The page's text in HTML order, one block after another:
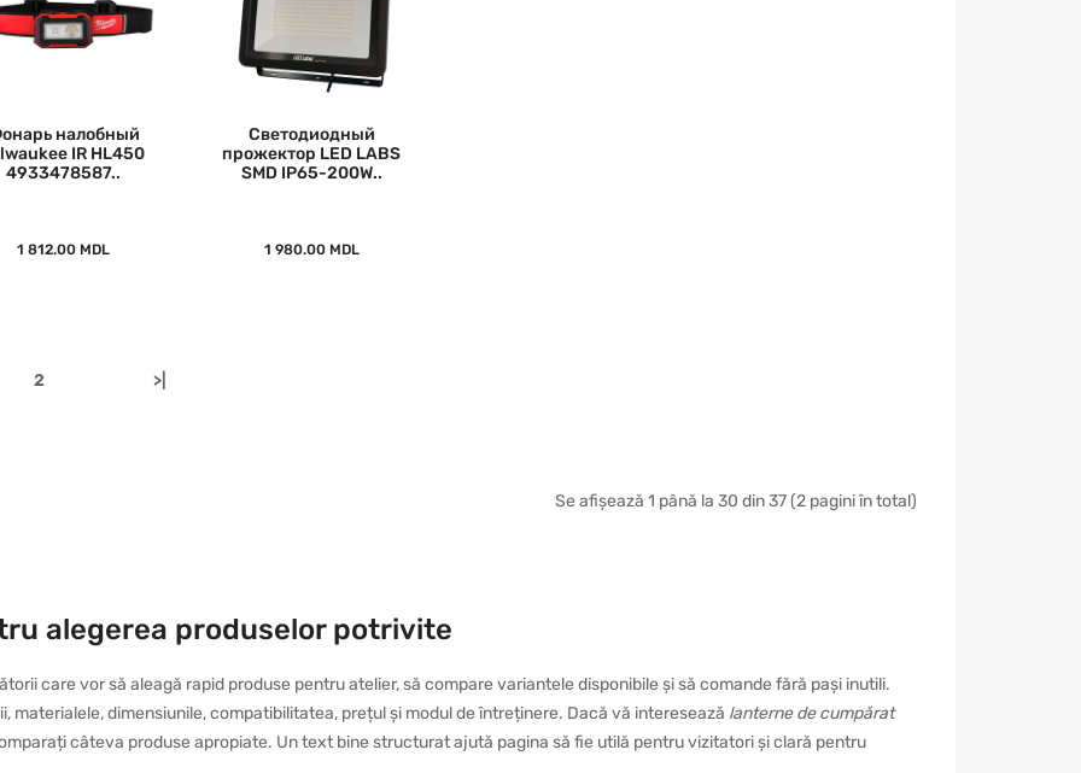
налобный
IR HL450
4933478587..
1 812.00 MDL
Светодиодный
прожектор LED LABS
SMD IP65-200W..
1 980.00 MDL
2 >|
Se afișează 1 până la 30 din 37 (2 pagini în total)
alegerea produselor potrivite
care vor să aleagă rapid produse pentru atelier, să compare variantele disponibile și să comande fără pași inutili.
materialele, dimensiunile, compatibilitatea, prețul și modul de întreținere. Dacă vă interesează lanterne de cumpărat
câteva produse apropiate. Un text bine structurat ajută pagina să fie utilă pentru vizitatori și clară pentru